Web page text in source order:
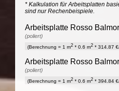
* Kalkulation für Arbeitsplatten
sind nur Rechenbeispiele.
Arbeitsplatte Rosso
(poliert)
(Berechnung = 1 m2 * 0.6 m2 * 314.87
Arbeitsplatte Rosso
(poliert)
(Berechnung = 1 m2 * 0.6 m2 * 394.84